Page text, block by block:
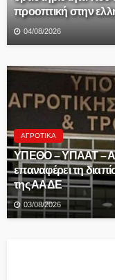
προοπτική στην
04/08/2026
ΑΓΡΟΤΙΚΆ
ΥΠΕΘΟ – ΥΠΑΑΤ –
επαναφέρει τη
της ΑΑΔΕ
03/08/2026